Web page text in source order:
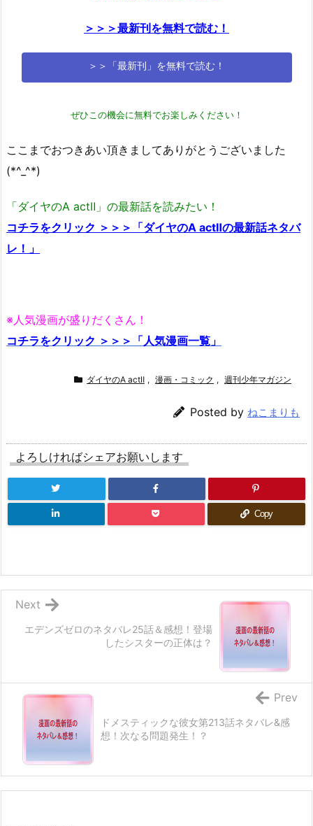
＞＞＞最新刊を無料で読む！
＞＞「最新刊」を無料で読む！
ぜひこの機会に無料でお楽しみください！
ここまでおつきあい頂きましてありがとうございました
(*^_^*)
「ダイヤのA actⅡ」の最新話を読みたい！
コチラをクリック ＞＞＞「ダイヤのA actⅡの最新話ネタバ
レ！」
※人気漫画が盛りだくさん！
コチラをクリック ＞＞＞「人気漫画一覧」
ダイヤのA actⅡ , 漫画・コミック , 週刊少年マガジン
Posted by ねこまりも
よろしければシェアお願いします
Copy
エデンズゼロのネタバレ25話＆感想！登場
したシスターの正体は？
Next
ドメスティックな彼女第213話ネタバレ&感
想！次なる問題発生！？
Prev